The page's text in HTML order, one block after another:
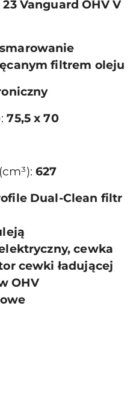
23 Vanguard OHV V
smarowanie
filtrem oleju
75,5 x 70
627
Dual-Clean filtr
cewka
cewki ładującej
OHV